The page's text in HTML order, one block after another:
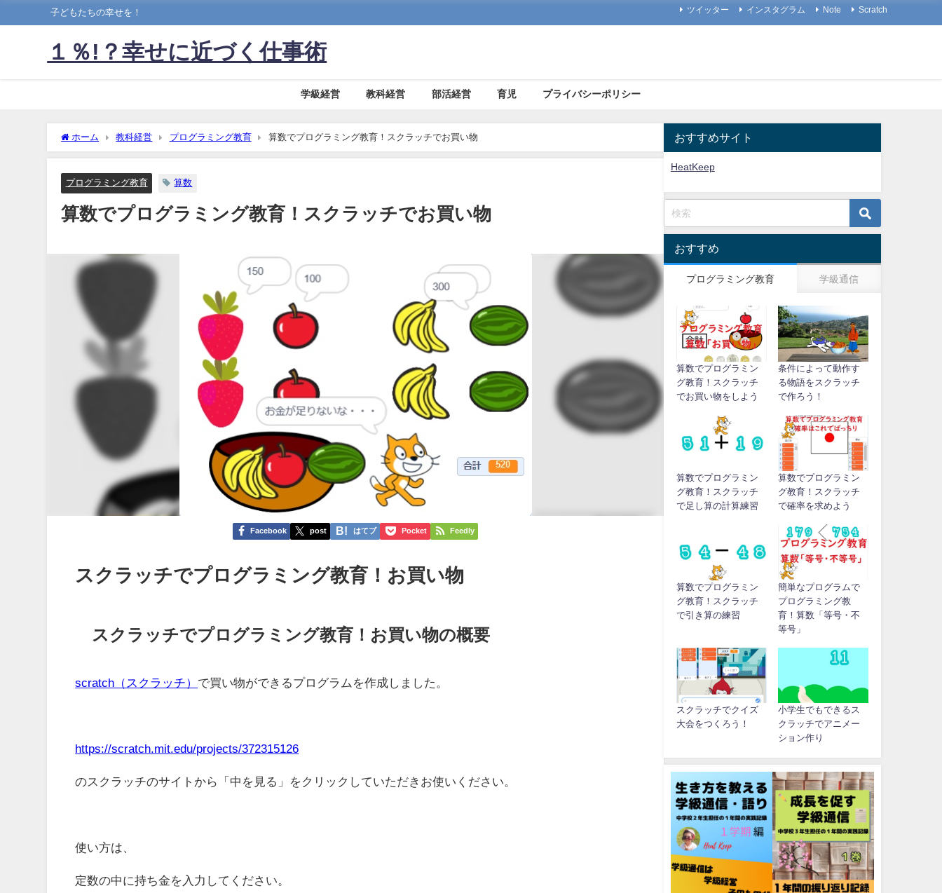
子どもたちの幸せを！ ツイッター インスタグラム Note Scratch
１％!？幸せに近づく仕事術
学級経営 教科経営 部活経営 育児 プライバシーポリシー
ホーム 教科経営 プログラミング教育 算数でプログラミング教育！スクラッチでお買い物
プログラミング教育 算数
算数でプログラミング教育！スクラッチでお買い物
Facebook post はてブ Pocket Feedly
スクラッチでプログラミング教育！お買い物
スクラッチでプログラミング教育！お買い物の概要
scratch（スクラッチ） で買い物ができるプログラムを作成しました。
https://scratch.mit.edu/projects/372315126
のスクラッチのサイトから「中を見る」をクリックしていただきお使いください。
使い方は、
定数の中に持ち金を入力してください。
おすすめサイト
HeatKeep
おすすめ
プログラミング教育 学級通信
算数でプログラミン
グ教育！スクラッチ
でお買い物をしよう
条件によって動作す
る物語をスクラッチ
で作ろう！
算数でプログラミン
グ教育！スクラッチ
で足し算の計算練習
算数でプログラミン
グ教育！スクラッチ
で確率を求めよう
算数でプログラミン
グ教育！スクラッチ
で引き算の練習
簡単なプログラムで
プログラミング教
育！算数「等号・不
等号」
スクラッチでクイズ
大会をつくろう！
小学生でもできるス
クラッチでアニメー
ション作り